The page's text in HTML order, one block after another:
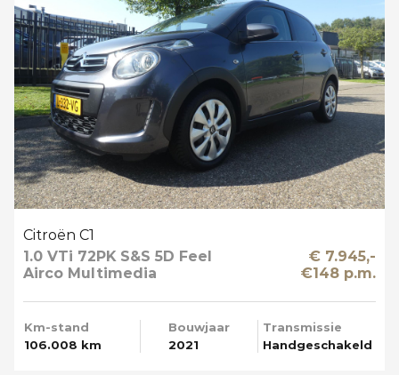
Citroën C1
1.0 VTi 72PK S&S 5D Feel
Airco Multimedia
€ 7.945,-
€148 p.m.
Km-stand
106.008 km
Bouwjaar
2021
Transmissie
Handgeschakeld